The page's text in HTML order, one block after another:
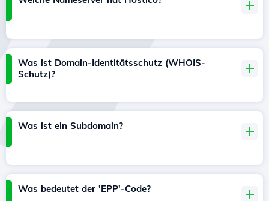
Was ist Domain-Identitätsschutz (WHOIS-
Schutz)?
Was ist ein Subdomain?
Was bedeutet der 'EPP'-Code?